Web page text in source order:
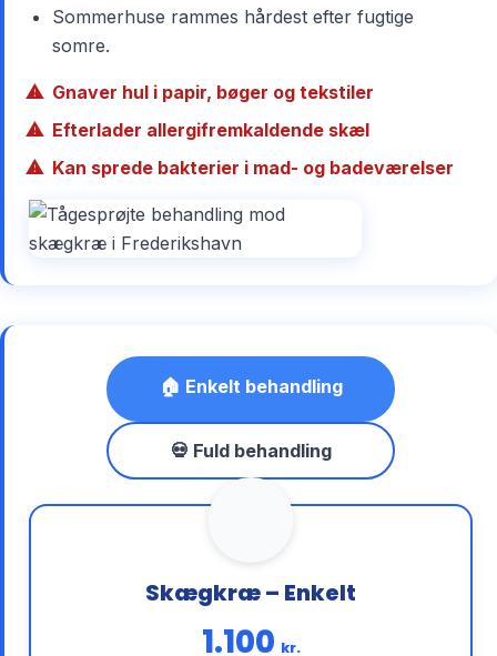
Sommerhuse rammes hårdest efter fugtige
somre.
Gnaver hul i papir, bøger og tekstiler
Efterlader allergifremkaldende skæl
Kan sprede bakterier i mad- og badeværelser
🏠 Enkelt behandling
💀 Fuld behandling
Skægkræ – Enkelt
1.100 kr.